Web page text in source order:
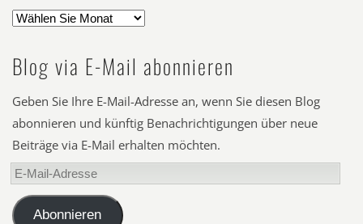
Blog via E-Mail abonnieren
Geben Sie Ihre E-Mail-Adresse an, wenn Sie diesen Blog
abonnieren und künftig Benachrichtigungen über neue
Beiträge via E-Mail erhalten möchten.
E-
Mail-
AdresseAbonnieren